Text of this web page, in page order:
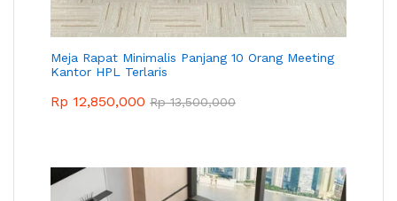
Meja Rapat Minimalis Panjang 10 Orang Meeting
Kantor HPL Terlaris
Rp 12,850,000 Rp13,500,000